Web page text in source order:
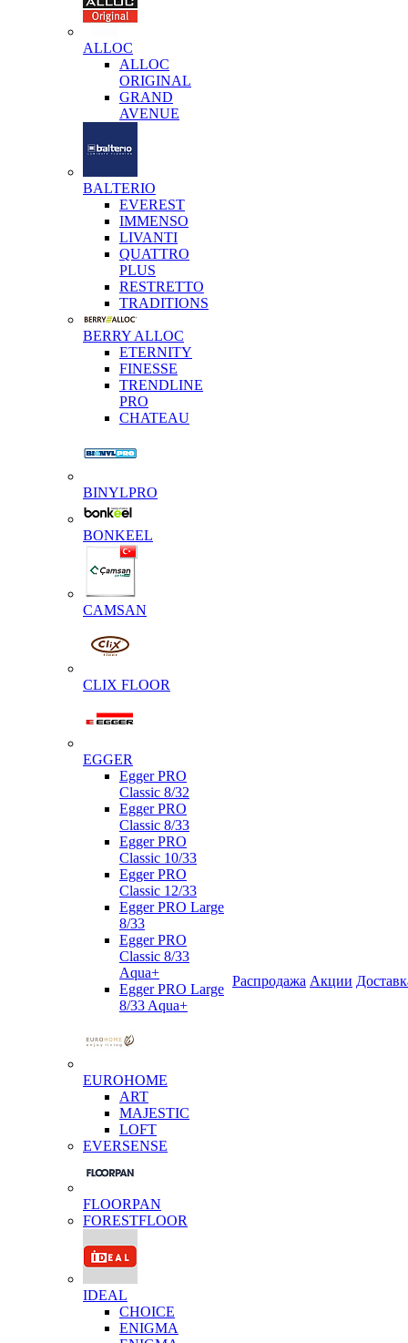
ALLOC
ALLOC
ORIGINAL
GRAND
AVENUE
BALTERIO
EVEREST
IMMENSO
LIVANTI
QUATTRO
PLUS
RESTRETTO
TRADITIONS
BERRY ALLOC
ETERNITY
FINESSE
TRENDLINE
PRO
CHATEAU
BINYLPRO
BONKEEL
CAMSAN
CLIX FLOOR
EGGER
Egger PRO
Classic 8/32
Egger PRO
Classic 8/33
Egger PRO
Classic 10/33
Egger PRO
Classic 12/33
Egger PRO Large
8/33
Egger PRO
Classic 8/33
Aqua+
Egger PRO Large
8/33 Aqua+
EUROHOME
ART
MAJESTIC
LOFT
EVERSENSE
FLOORPAN
FORESTFLOOR
IDEAL
CHOICE
ENIGMA
Распродажа Акции